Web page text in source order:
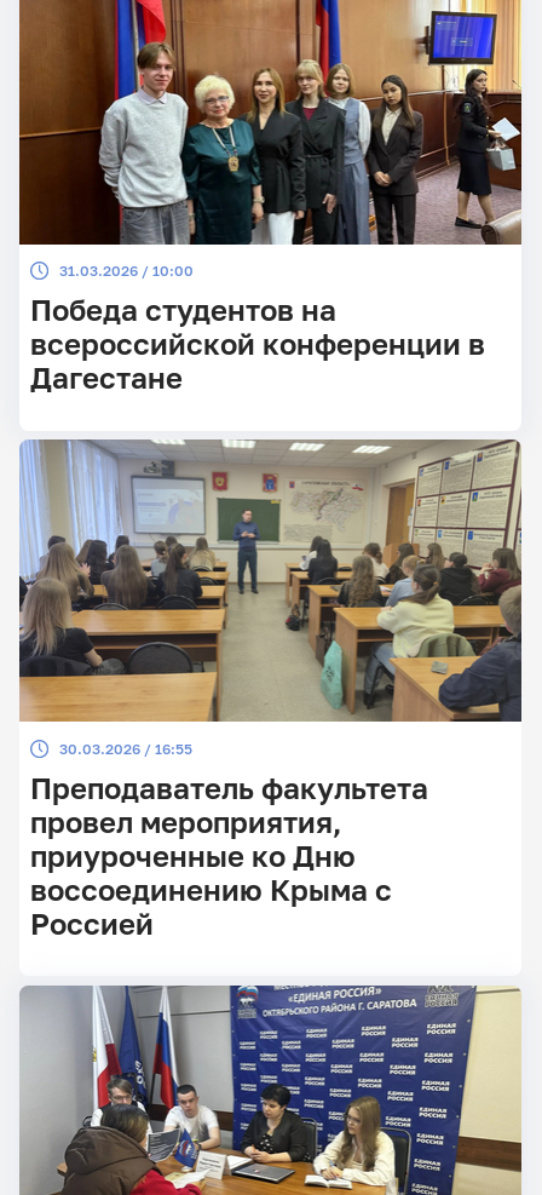
31.03.2026 / 10:00
Победа студентов на
всероссийской конференции в
Дагестане
30.03.2026 / 16:55
Преподаватель факультета
провел мероприятия,
приуроченные ко Дню
воссоединению Крыма с
Россией